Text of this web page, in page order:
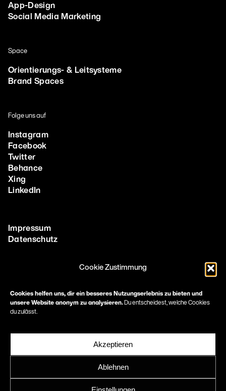
Cookie Zustimmung
Cookies helfen uns, dir ein besseres Nutzungserlebnis zu bieten und
unsere Website anonym zu analysieren. Du entscheidest, welche Cookies
du zulässt.
Akzeptieren
Ablehnen
App-Design
Social Media Marketing
Space
Orientierungs- & Leitsysteme
Brand Spaces
Methoden & Tools
Corporate Design Agentur in Frankfurt
Print Design Agentur
Marketing für Architekten
Folge uns auf
Instagram
Facebook
Twitter
Behance
Xing
LinkedIn
Impressum
Datenschutz